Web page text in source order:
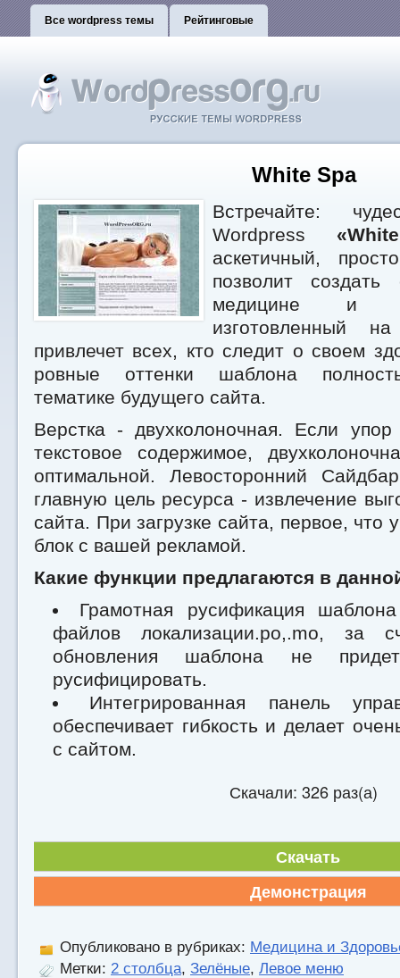
Все wordpress темы Рейтинговые
White Spa
Встречайте:
Wordpress
аскетичный,
позволит
медицине и
изготовленный
привлечет всех, кто следит о своем
ровные оттенки шаблона
тематике будущего сайта.
Верстка - двухколоночная. Если
текстовое содержимое,
оптимальной. Левосторонний
главную цель ресурса - извлечение
сайта. При загрузке сайта, первое, что
блок с вашей рекламой.
Какие функции предлагаются в
Грамотная русификация
файлов локализации.po,.mo, за
обновления шаблона не
русифицировать.
Интегрированная панель
обеспечивает гибкость и делает
с сайтом.
Скачали: 326 раз(а)
Скачать
Демонстрация
Опубликовано в рубриках: Медицина и
Метки: 2 столбца, Зелёные, Левое меню